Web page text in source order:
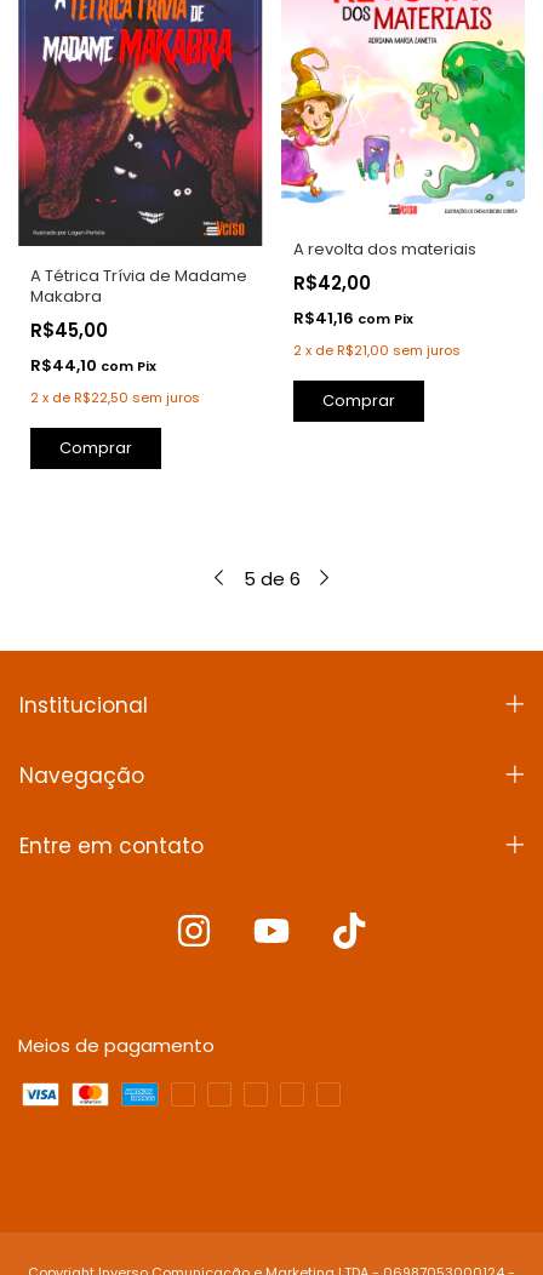
A Tétrica Trívia de Madame
Makabra
R$45,00
R$44,10 com Pix
2x deR$22,50 sem juros
A revolta dos materiais
R$42,00
R$41,16 com Pix
2 x deR$21,00 sem juros
Comprar
5 de 6
Institucional
Navegação
Entre em contato
Meios de pagamento